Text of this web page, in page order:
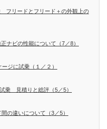
フリードとフリード＋の外観上の
ナビの性能について（7／8）
ジに試乗（１／２）
乗 見積りと総評（5／5）
の違いについて（3／5）